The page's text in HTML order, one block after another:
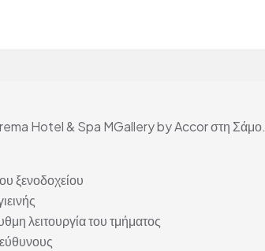
Hotel & Spa MGallery by Accor στη Σάμο.
ξενοδοχείου
λειτουργία του τμήματος